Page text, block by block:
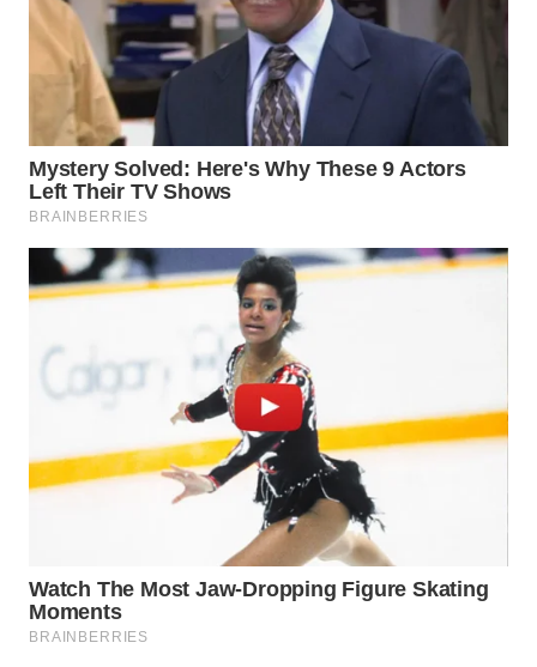
WN
SUBANG
WN
SUKABUMI
WN
PURWAKARTA
WN
PRIANGAN
WN
WN
BOROBUDUR